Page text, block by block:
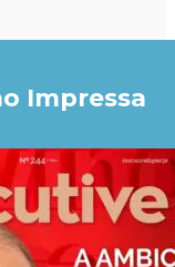
Impressa